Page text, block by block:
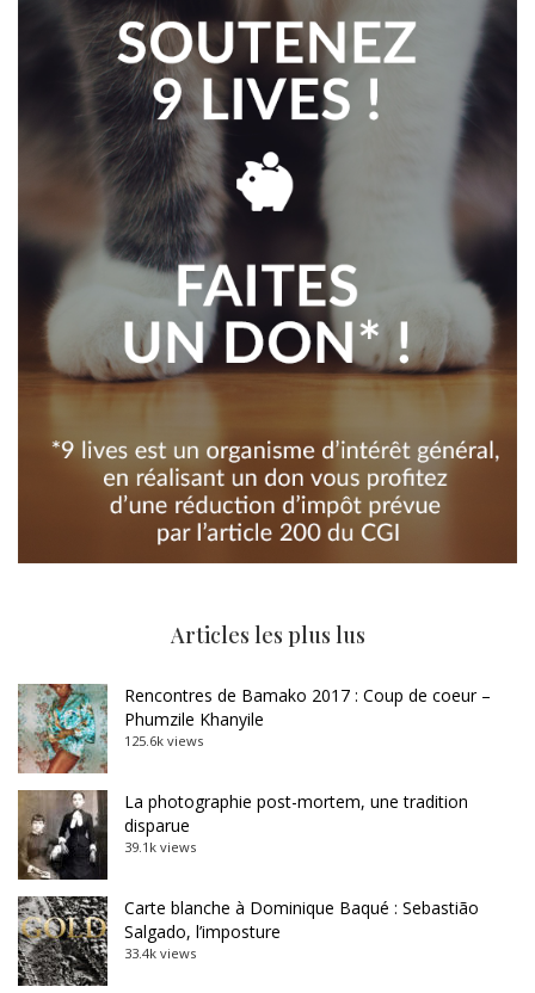
Articles les plus lus
Rencontres de Bamako 2017 : Coup de coeur –
Phumzile Khanyile
125.6k views
La photographie post-mortem, une tradition
disparue
39.1k views
Carte blanche à Dominique Baqué : Sebastião
Salgado, l’imposture
33.4k views